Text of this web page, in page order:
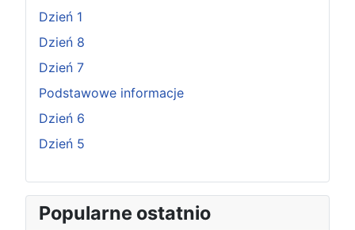
Dzień 1
Dzień 8
Dzień 7
Podstawowe informacje
Dzień 6
Dzień 5
Popularne ostatnio